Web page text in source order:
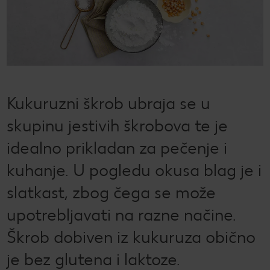
Kaufland Card i P&G te nagrađuju!
CHECK IT OUT
SILVERCREST CHECK IT OUT
LIVARNO CHECK IT OUT
ESMARA CHECK IT OUT
PARKSIDE
Magazin održivosti
Uvijek svježe - samo za tebe!
Ugovorena proizvodnja
Želiš najbolju kupnju? Dobiješ je kod nas!
Broj 1 za kupnju na jednom mjestu
Radno vrijeme nedjeljom
Igraj i zabavi se!
PRAVILA NAGRADNOG NATJEČAJA „Sup“
Popis maloprodajnih cijena
Slobodno vrijeme
Kukuruzni škrob ubraja se u
skupinu jestivih škrobova te je
idealno prikladan za pečenje i
kuhanje. U pogledu okusa blag je i
slatkast, zbog čega se može
upotrebljavati na razne načine.
Škrob dobiven iz kukuruza obično
je bez glutena i laktoze.